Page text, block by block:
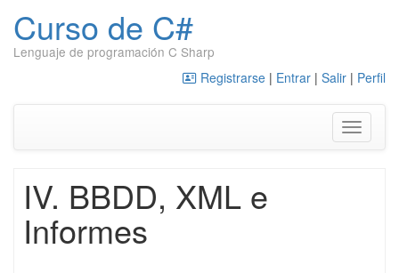
Curso de C#
Lenguaje de programación C Sharp
Registrarse | Entrar | Salir | Perfil
IV. BBDD, XML e
Informes